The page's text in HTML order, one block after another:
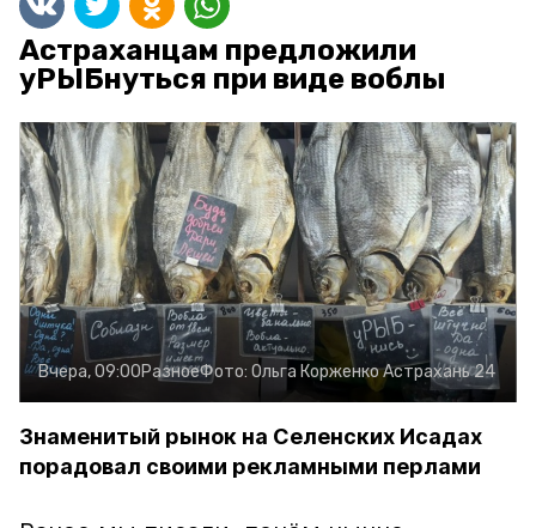
Астраханцам предложили
уРЫБнуться при виде воблы
Вчера, 09:00РазноеФото: Ольга КорженкоАстрахань 24
Знаменитый рынок на Селенских Исадах
порадовал своими рекламными перлами